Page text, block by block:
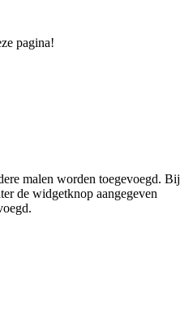
pagina!
malen worden toegevoegd. Bij
de widgetknop aangegeven